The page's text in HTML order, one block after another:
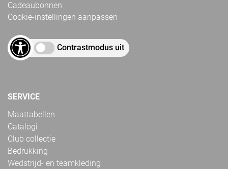
Cadeaubonnen
Cookie-instellingen aanpassen
Contrastmodus uit
SERVICE
Maattabellen
Catalogi
Club collectie
Bedrukking
Wedstrijd- en teamkleding